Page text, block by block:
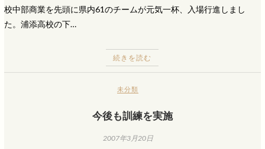
校中部商業を先頭に県内61のチームが元気一杯、入場行進しまし
た。浦添高校の下…
続きを読む
未分類
今後も訓練を実施
2007年3月20日